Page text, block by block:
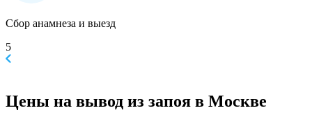
Сбор анамнеза и выезд
5
Цены на вывод из запоя в Москве